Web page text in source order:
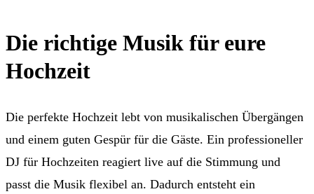
Die richtige Musik für eure
Hochzeit
Die perfekte Hochzeit lebt von musikalischen Übergängen
und einem guten Gespür für die Gäste. Ein professioneller
DJ für Hochzeiten reagiert live auf die Stimmung und
passt die Musik flexibel an. Dadurch entsteht ein